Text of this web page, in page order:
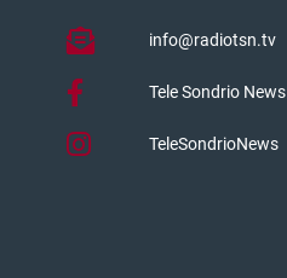
info@radiotsn.tv
Tele Sondrio News
TeleSondrioNews